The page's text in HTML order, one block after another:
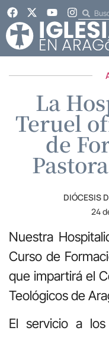
La
Teruel
de
DIÓCESIS
24
Nuestra
Curso de
que impartirá el
Teológicos de
El servicio a